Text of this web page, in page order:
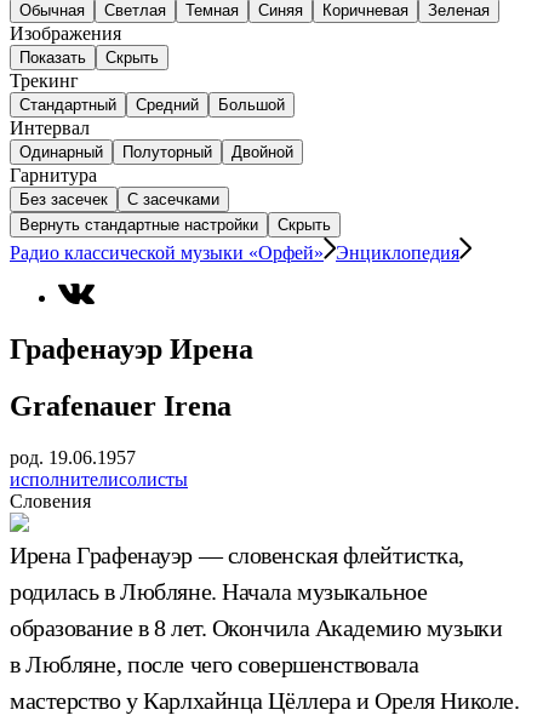
Обычная Светлая Темная Синяя Коричневая Зеленая
Изображения
Показать Скрыть
Трекинг
Стандартный Средний Большой
Интервал
Одинарный Полуторный Двойной
Гарнитура
Без засечек
С засечками
Вернуть стандартные настройки
Скрыть
Радио классической музыки «Орфей» Энциклопедия
Графенауэр Ирена
Grafenauer Irena
род. 19.06.1957
исполнителисолисты
Словения
Ирена Графенауэр — словенская флейтистка,
родилась в Любляне. Начала музыкальное
образование в 8 лет. Окончила Академию музыки
в Любляне, после чего совершенствовала
мастерство у Карлхайнца Цёллера и Ореля Николе.